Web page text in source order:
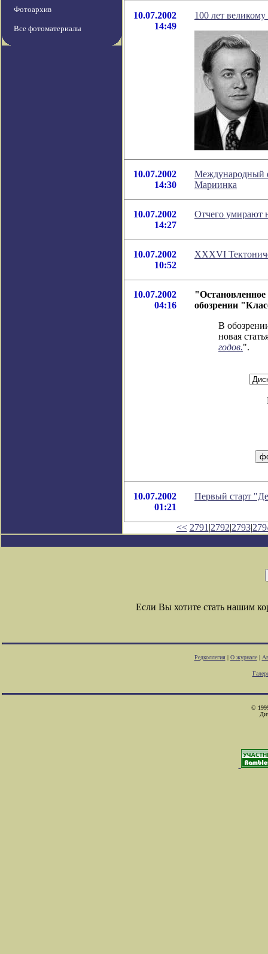
Фотоархив
Все фотоматериалы
10.07.2002
14:49
100 лет
10.07.2002
14:30
Международный
Мариинка
10.07.2002
14:27
Отчего умирают
10.07.2002
10:52
XXXVI
10.07.2002
04:16
обозрении
В
новая
годов.".
10.07.2002
01:21
Первый старт
<< 2791 |2792|2793|
Если Вы хотите стать нашим
Редколлегия| О журнале|
©